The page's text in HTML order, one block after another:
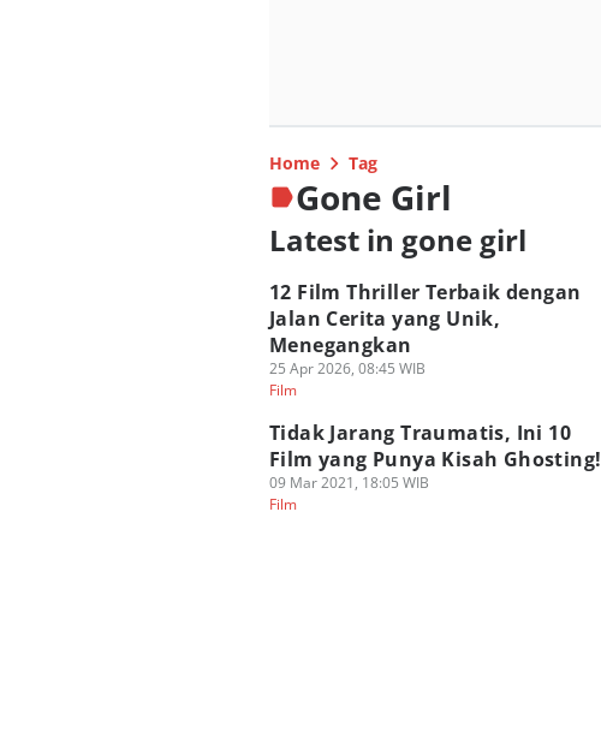
Home Tag
Gone Girl
Latest in gone girl
12 Film Thriller Terbaik dengan
Jalan Cerita yang Unik,
Menegangkan
25 Apr 2026, 08:45 WIB
Film
Tidak Jarang Traumatis, Ini 10
Film yang Punya Kisah Ghosting!
09 Mar 2021, 18:05 WIB
Film